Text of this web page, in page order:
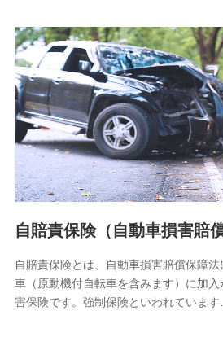
分析するため
当社の対応品質向上やお問い合わせ
個人情報保護管理者の職名、
株式会社ドコモ・インシュアランス
〒103-0013 東京都中央区日本橋人
ネット日本橋ビル 3F
株式会社ドコモ・インシュアランス
個人情報の第三者提供につい
除き、第三者に提供いたしません。
業務の委託
当社は利用目的の達成に必要な範囲内
自賠責保険（自動車損害賠
自賠責保険とは、自動車損害賠償保障
車（原動機付自転車を含みます）に加
害保険です。強制保険といわれていま